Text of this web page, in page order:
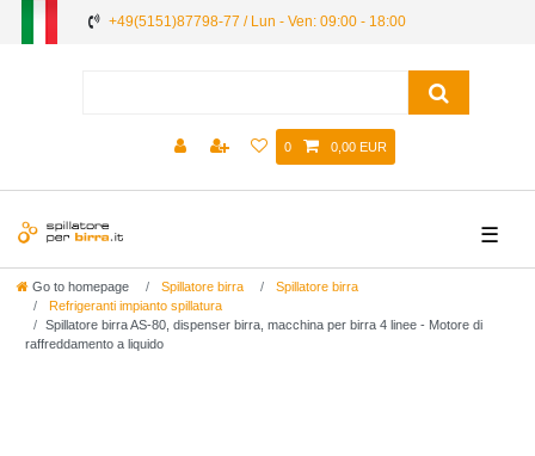
+49(5151)87798-77 / Lun - Ven: 09:00 - 18:00
0 0,00 EUR
☰
Go to homepage Spillatore birra
Spillatore birra
Refrigeranti impianto spillatura
Spillatore birra AS-80, dispenser birra, macchina per birra 4 linee - Motore di
raffreddamento a liquido